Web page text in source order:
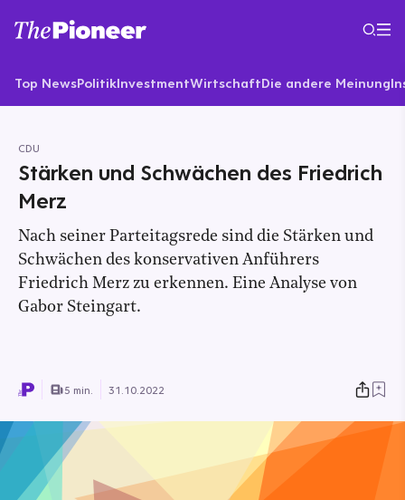
Top NewsPolitikInvestmentWirtschaftDie andere Meinung
CDU
Stärken und Schwächen des Friedrich
Merz
Nach seiner Parteitagsrede sind die Stärken und
Schwächen des konservativen Anführers
Friedrich Merz zu erkennen. Eine Analyse von
Gabor Steingart.
5 min. 31.10.2022